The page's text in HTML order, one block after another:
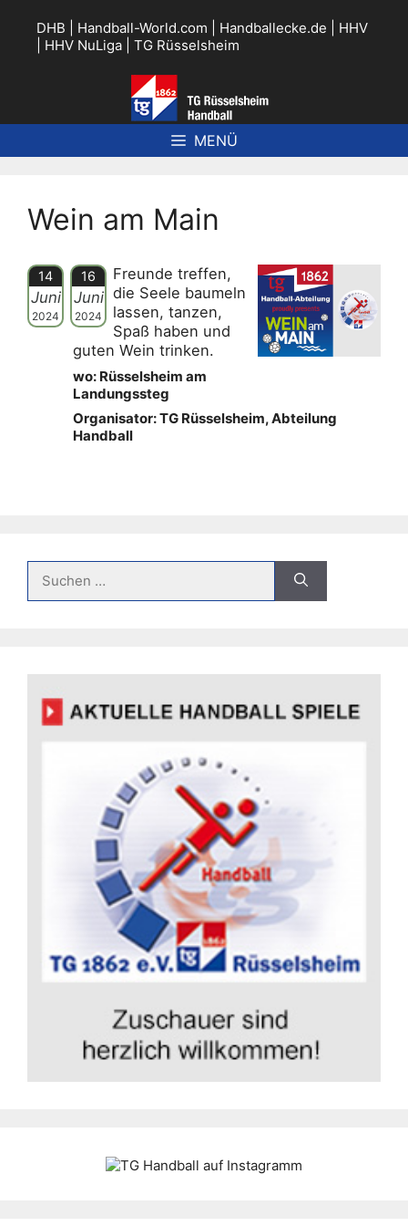
springen
DHB Handball-World.com Handballecke.de
HHV
HHV NuLiga TG Rüsselsheim
MENÜ
Wein am Main
14
Juni
2024
16
Juni
2024
Freunde treffen,
die Seele baumeln
lassen, tanzen,
Spaß haben und
guten Wein trinken.
wo: Rüsselsheim am
Landungssteg
Organisator: TG Rüsselsheim, Abteilung
Handball
nach: